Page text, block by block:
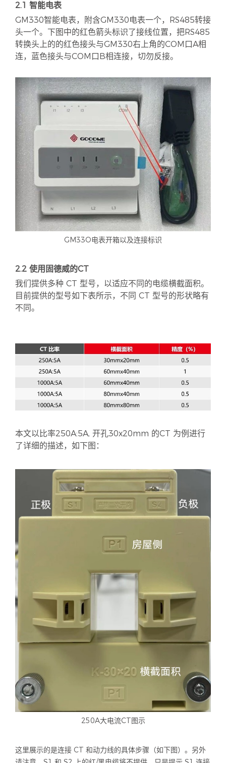
2.1 智能电表
GM330智能电表，附含GM330电表一个，RS485转接
头一个。下图中的红色箭头标识了接线位置，把RS485
转换头上的的红色接头与GM330右上角的COM口A相
连，蓝色接头与COM口B相连接，切勿反接。
GM33O电表开箱以及连接标识
2.2 使用固德威的CT
我们提供多种 CT 型号，以适应不同的电缆横截面积。
目前提供的型号如下表所示，不同 CT 型号的形状略有
不同。
本文以比率250A:5A, 开孔30x20mm 的CT 为例进行
了详细的描述，如下图：
250A大电流CT图示
这里展示的是连接 CT 和动力线的具体步骤（如下图）。另外